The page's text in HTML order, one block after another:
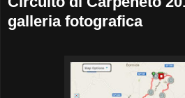
galleria fotografica